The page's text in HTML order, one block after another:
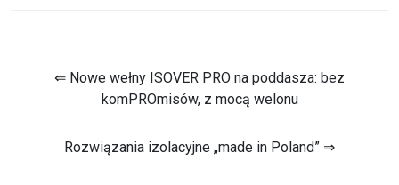
⇐ Nowe wełny ISOVER PRO na poddasza: bez
komPROmisów, z mocą welonu
Rozwiązania izolacyjne „made in Poland” ⇒